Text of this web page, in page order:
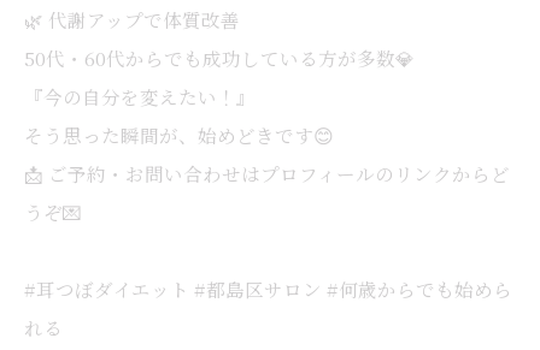
🌿 代謝アップで体質改善
50代・60代からでも成功している方が多数💎
『今の自分を変えたい！』
そう思った瞬間が、始めどきです😊
📩 ご予約・お問い合わせはプロフィールのリンクからど
うぞ💌
#耳つぼダイエット #都島区サロン #何歳からでも始めら
れる